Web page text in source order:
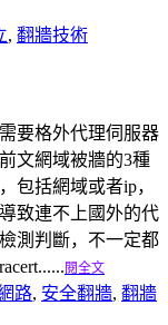
, 翻牆技術
要格外代理伺服器
文網域被牆的3種
包括網域或者ip，
致連不上國外的代
測判斷，不一定都
閱全文
路, 安全翻牆, 翻牆